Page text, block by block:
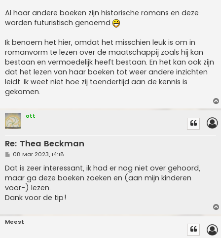
Al haar andere boeken zijn historische romans en deze
worden futuristisch genoemd
Ik benoem het hier, omdat het misschien leuk is om in
romanvorm te lezen over de maatschappij zoals hij kan
bestaan en vermoedelijk heeft bestaan. En het kan ook zijn
dat het lezen van haar boeken tot weer andere inzichten
leidt. Ik weet niet hoe zij toendertijd aan de kennis is
gekomen.
ott
Re: Thea Beckman
P
s
t
08 Mar 2023, 14:18
Dat is zeer interessant, ik had er nog niet over gehoord,
maar ga deze boeken zoeken en (aan mijn kinderen
voor-) lezen.
Dank voor de tip!
Meest